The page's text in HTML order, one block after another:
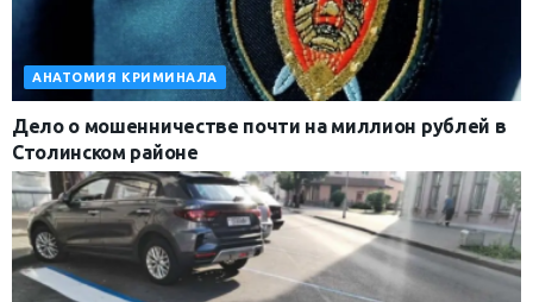
АНАТОМИЯ КРИМИНАЛА
Дело о мошенничестве почти на миллион рублей в
Столинском районе